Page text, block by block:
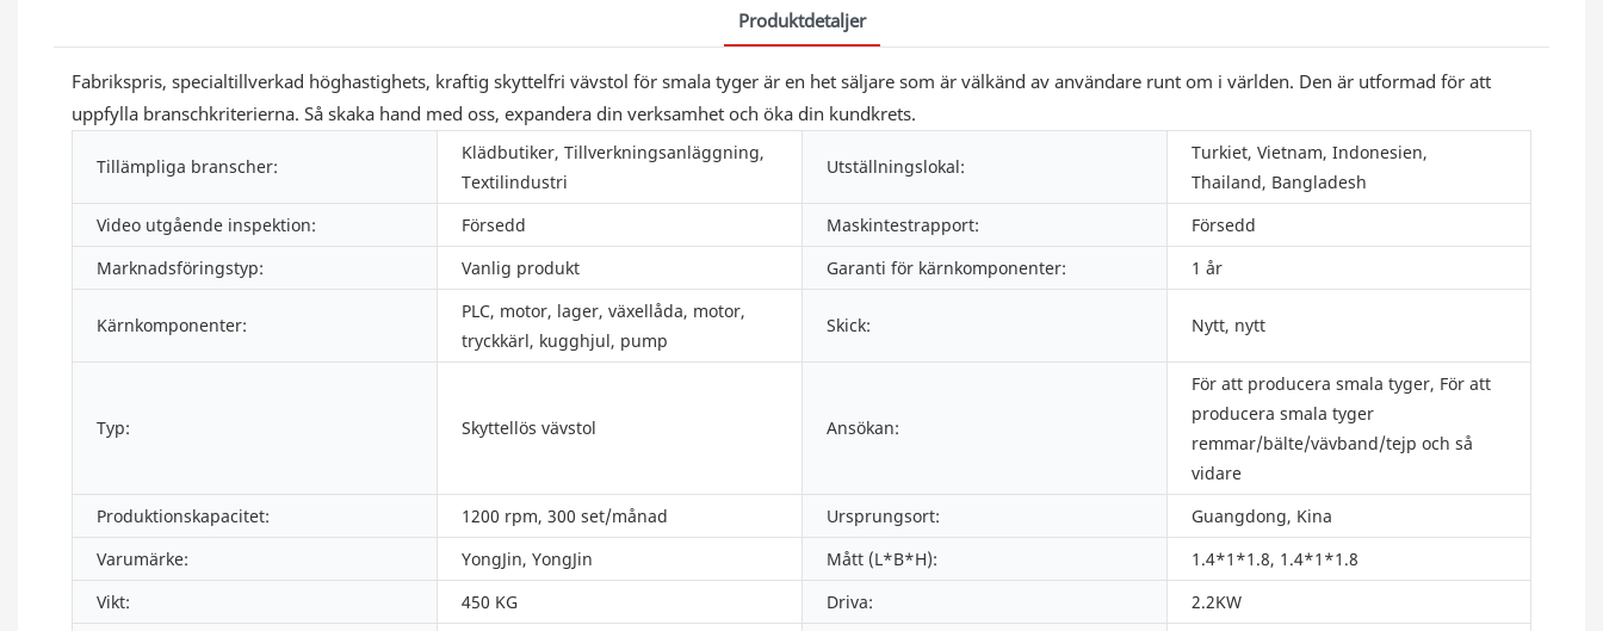
Produktdetaljer
Fabrikspris, specialtillverkad höghastighets, kraftig skyttelfri vävstol för smala tyger är en het säljare som är välkänd av användare runt om i världen. Den är utformad för att
uppfylla branschkriterierna. Så skaka hand med oss, expandera din verksamhet och öka din kundkrets.
Tillämpliga branscher:
Klädbutiker, Tillverkningsanläggning,
Textilindustri
Utställningslokal:
Turkiet, Vietnam, Indonesien,
Thailand, Bangladesh
Video utgående inspektion:
Försedd Maskintestrapport:
Försedd
Marknadsföringstyp:
Vanlig produkt Garanti för kärnkomponenter: 1 år
Kärnkomponenter:
PLC, motor, lager, växellåda, motor,
tryckkärl, kugghjul, pump
Skick: Nytt, nytt
Typ: Skyttellös vävstol Ansökan:
För att producera smala tyger, För att
producera smala tyger
remmar/bälte/vävband/tejp och så
vidare
Produktionskapacitet:
1200 rpm, 300 set/månad Ursprungsort:
Guangdong, Kina
Varumärke:
YongJin, YongJin Mått (L*B*H):
1.4*1*1.8, 1.4*1*1.8
Vikt:
450 KG Driva:
2.2KW